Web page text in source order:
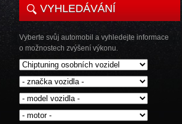
VYHLEDÁVÁNÍ
Vyberte svůj automobil a vyhledejte informace
o možnostech zvýšení výkonu.